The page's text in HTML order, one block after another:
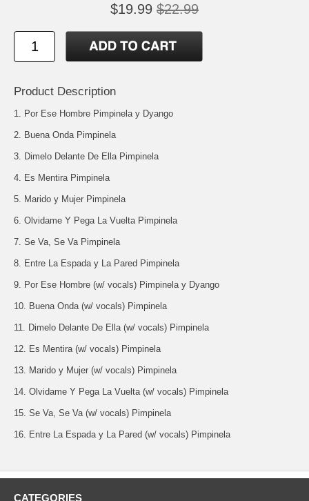
$19.99 $22.99
Product Description
1. Por Ese Hombre Pimpinela y Dyango
2. Buena Onda Pimpinela
3. Dimelo Delante De Ella Pimpinela
4. Es Mentira Pimpinela
5. Marido y Mujer Pimpinela
6. Olvidame Y Pega La Vuelta Pimpinela
7. Se Va, Se Va Pimpinela
8. Entre La Espada y La Pared Pimpinela
9. Por Ese Hombre (w/ vocals) Pimpinela y Dyango
10. Buena Onda (w/ vocals) Pimpinela
11. Dimelo Delante De Ella (w/ vocals) Pimpinela
12. Es Mentira (w/ vocals) Pimpinela
13. Marido y Mujer (w/ vocals) Pimpinela
14. Olvidame Y Pega La Vuelta (w/ vocals) Pimpinela
15. Se Va, Se Va (w/ vocals) Pimpinela
16. Entre La Espada y La Pared (w/ vocals) Pimpinela
CATEGORIES